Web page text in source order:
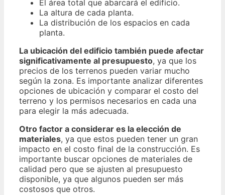
El área total que abarcará el edificio.
La altura de cada planta.
La distribución de los espacios en cada
planta.
La ubicación del edificio también puede afectar
significativamente al presupuesto, ya que los
precios de los terrenos pueden variar mucho
según la zona. Es importante analizar diferentes
opciones de ubicación y comparar el costo del
terreno y los permisos necesarios en cada una
para elegir la más adecuada.
Otro factor a considerar es la elección de
materiales, ya que estos pueden tener un gran
impacto en el costo final de la construcción. Es
importante buscar opciones de materiales de
calidad pero que se ajusten al presupuesto
disponible, ya que algunos pueden ser más
costosos que otros.